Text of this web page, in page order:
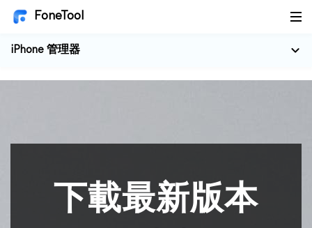
FoneTool
iPhone 管理器
下載最新版本